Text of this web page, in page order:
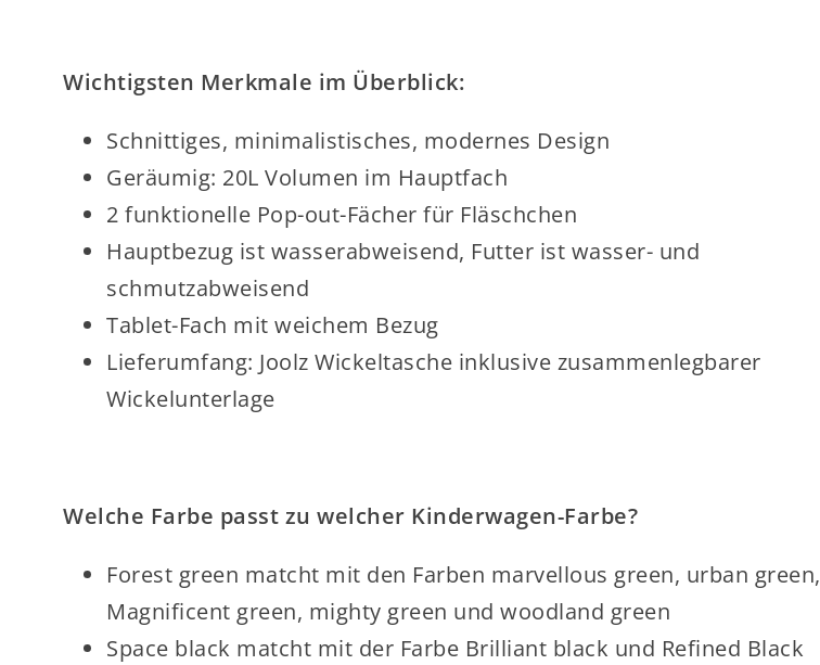
Wichtigsten Merkmale im Überblick:
Schnittiges, minimalistisches, modernes Design
Geräumig: 20L Volumen im Hauptfach
2 funktionelle Pop-out-Fächer für Fläschchen
Hauptbezug ist wasserabweisend, Futter ist wasser- und
schmutzabweisend
Tablet-Fach mit weichem Bezug
Lieferumfang: Joolz Wickeltasche inklusive zusammenlegbarer
Wickelunterlage
Welche Farbe passt zu welcher Kinderwagen-Farbe?
Forest green matcht mit den Farben marvellous green, urban green,
Magnificent green, mighty green und woodland green
Space black matcht mit der Farbe Brilliant black und Refined Black